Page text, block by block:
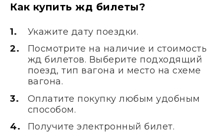
Как купить жд билеты?
Укажите дату поездки.
Посмотрите на наличие и стоимость
жд билетов. Выберите подходящий
поезд, тип вагона и место на схеме
вагона.
Оплатите покупку любым удобным
способом.
Получите электронный билет.